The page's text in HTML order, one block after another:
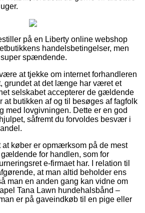
på en Liberty online webshop
handelsbetingelser, men
spændende.
at tjekke om internet forhandleren
grundet at det længe har været et
selskabet accepterer de gældende
at butikken af og til besøges af fagfolk
med lovgivningen. Dette er en god
såfremt du forvoldes besvær i
at køber er opmærksom på de mest
for handlen, som for
e-firmaet har. I relation til
at man altid beholder ens
man en anden gang kan vidne om
Tana Lawn hundehalsbånd –
er på gaveindkøb til en pige eller